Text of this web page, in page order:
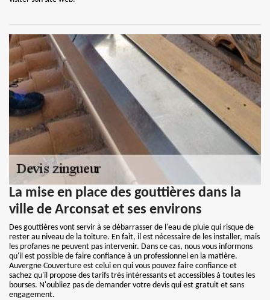
La mise en place des gouttières dans la
ville de Arconsat et ses environs
Des gouttières vont servir à se débarrasser de l'eau de pluie qui risque de
rester au niveau de la toiture. En fait, il est nécessaire de les installer, mais
les profanes ne peuvent pas intervenir. Dans ce cas, nous vous informons
qu'il est possible de faire confiance à un professionnel en la matière.
Auvergne Couverture est celui en qui vous pouvez faire confiance et
sachez qu'il propose des tarifs très intéressants et accessibles à toutes les
bourses. N'oubliez pas de demander votre devis qui est gratuit et sans
engagement.